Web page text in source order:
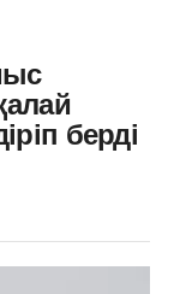
берді